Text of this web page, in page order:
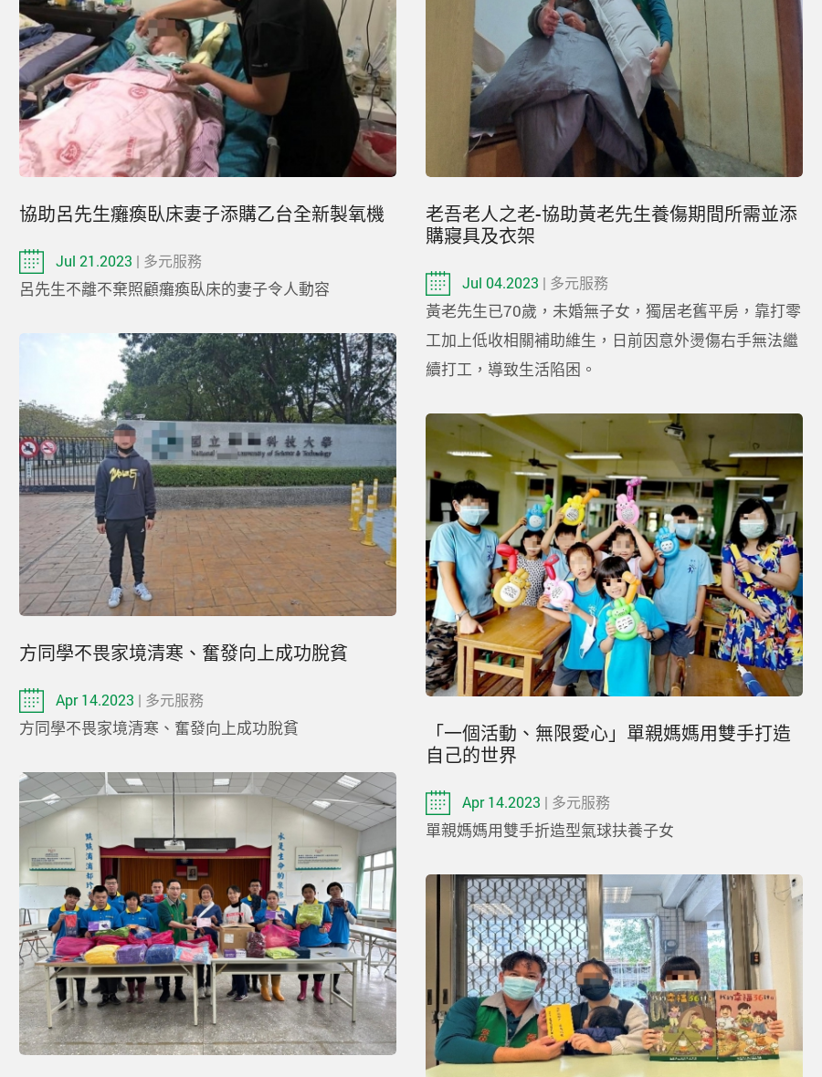
協助呂先生癱瘓臥床妻子添購乙台全新製氧機
Jul 21.2023 | 多元服務
呂先生不離不棄照顧癱瘓臥床的妻子令人動容
老吾老人之老-協助黃老先生養傷期間所需並添
購寢具及衣架
Jul 04.2023 | 多元服務
黃老先生已70歲，未婚無子女，獨居老舊平房，靠打零
工加上低收相關補助維生，日前因意外燙傷右手無法繼
續打工，導致生活陷困。
方同學不畏家境清寒、奮發向上成功脫貧
Apr 14.2023 | 多元服務
方同學不畏家境清寒、奮發向上成功脫貧
「一個活動、無限愛心」單親媽媽用雙手打造
自己的世界
Apr 14.2023 | 多元服務
單親媽媽用雙手折造型氣球扶養子女